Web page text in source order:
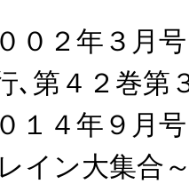
０２年３月
､第４２巻第
１４年９月
イン大集合